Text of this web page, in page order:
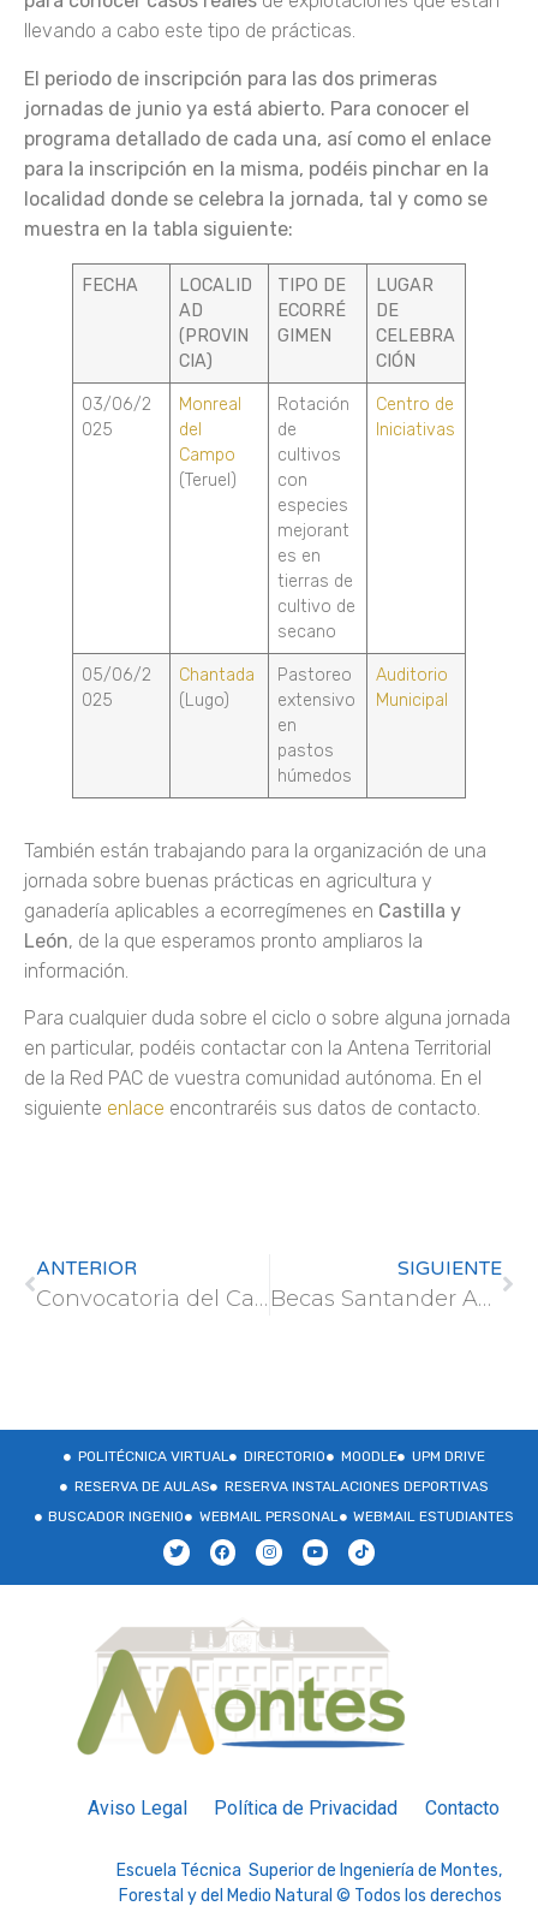
llevando a cabo este tipo de prácticas.
El periodo de inscripción para las dos primeras
jornadas de junio ya está abierto. Para conocer el
programa detallado de cada una, así como el enlace
para la inscripción en la misma, podéis pinchar en la
localidad donde se celebra la jornada, tal y como se
muestra en la tabla siguiente:
FECHA
LOCALID
AD
(PROVIN
CIA)
TIPO DE
ECORRÉ
GIMEN
LUGAR
DE
CELEBRA
CIÓN
03/06/2
025
Monreal
del
Campo
(Teruel)
Rotación
de
cultivos
con
especies
mejorant
es en
tierras de
cultivo de
secano
Centro de
Iniciativas
05/06/2
025
Chantada
(Lugo)
Pastoreo
extensivo
en
pastos
húmedos
Auditorio
Municipal
También están trabajando para la organización de una
jornada sobre buenas prácticas en agricultura y
ganadería aplicables a ecorregímenes en Castilla y
León, de la que esperamos pronto ampliaros la
información.
Para cualquier duda sobre el ciclo o sobre alguna jornada
en particular, podéis contactar con la Antena Territorial
de la Red PAC de vuestra comunidad autónoma. En el
siguiente enlace encontraréis sus datos de contacto.
ANTERIOR
Convocatoria del Campus Rural 2025
SIGUIENTE
Becas Santander Ayuda Económica 2025
POLITÉCNICA VIRTUAL DIRECTORIO MOODLE
UPM DRIVE
RESERVA DE AULAS
RESERVA INSTALACIONES DEPORTIVAS
BUSCADOR INGENIO
WEBMAIL PERSONAL WEBMAIL ESTUDIANTES
Aviso Legal Política de Privacidad Contacto
Escuela Técnica Superior de Ingeniería de Montes,
Forestal y del Medio Natural © Todos los derechos